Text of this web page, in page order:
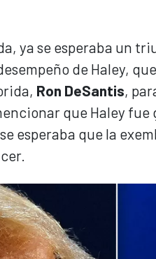
ya se esperaba un
de Haley,
Ron DeSantis,
que Haley
esperaba que la